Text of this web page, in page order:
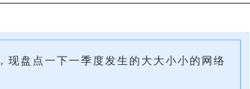
盘点一下一季度发生的大大小小的网络